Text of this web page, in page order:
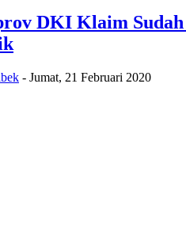
DKI Klaim
- Jumat, 21 Februari 2020